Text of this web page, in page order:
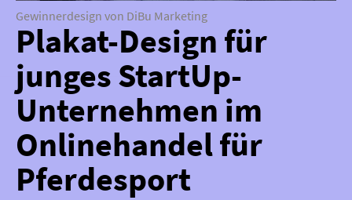
Gewinnerdesign von DiBu Marketing
Plakat-Design für
junges StartUp-
Unternehmen im
Onlinehandel für
Pferdesport